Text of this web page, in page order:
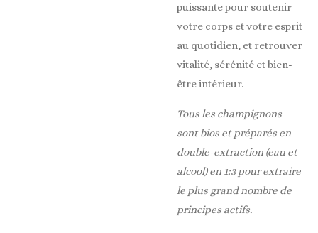
puissante pour soutenir
votre corps et votre esprit
au quotidien, et retrouver
vitalité, sérénité et bien-
être intérieur.
Tous les champignons
sont bios et préparés en
double-extraction (eau et
alcool) en 1:3 pour extraire
le plus grand nombre de
principes actifs.